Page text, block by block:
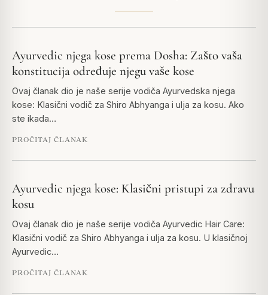
Ayurvedic njega kose prema Dosha: Zašto vaša
konstitucija određuje njegu vaše kose
Ovaj članak dio je naše serije vodiča Ayurvedska njega
kose: Klasični vodič za Shiro Abhyanga i ulja za kosu. Ako
ste ikada…
PROČITAJ ČLANAK
Ayurvedic njega kose: Klasični pristupi za zdravu
kosu
Ovaj članak dio je naše serije vodiča Ayurvedic Hair Care:
Klasični vodič za Shiro Abhyanga i ulja za kosu. U klasičnoj
Ayurvedic…
PROČITAJ ČLANAK